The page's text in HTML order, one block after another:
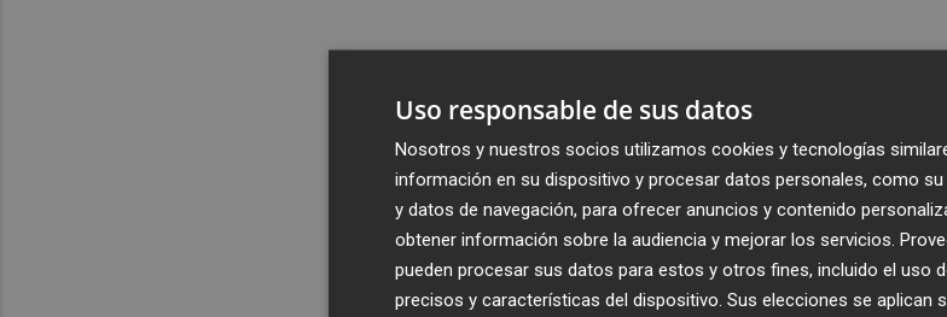
Uso responsable de sus datos
Nosotros y nuestros socios utilizamos cookies y tecnologías
información en su dispositivo y procesar datos personales, como
y datos de navegación, para ofrecer anuncios y contenido
obtener información sobre la audiencia y mejorar los servicios.
pueden procesar sus datos para estos y otros fines, incluido el uso
precisos y características del dispositivo. Sus elecciones se aplican